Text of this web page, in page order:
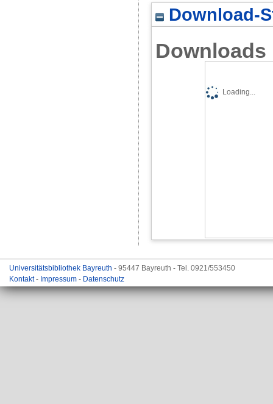
Download-
Downloads
Loading...
Universitätsbibliothek Bayreuth - 95447 Bayreuth - Tel. 0921/553450
Kontakt- Impressum - Datenschutz